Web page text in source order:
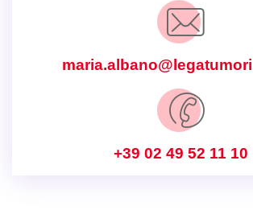
+39 02 49 52 11 10